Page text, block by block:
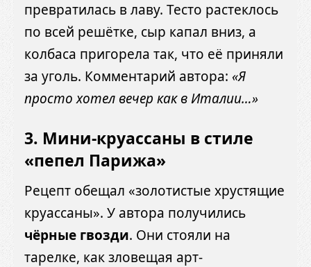
превратилась в лаву. Тесто растеклось
по всей решётке, сыр капал вниз, а
колбаса пригорела так, что её приняли
за уголь. Комментарий автора: «Я
просто хотел вечер как в Италии…»
3. Мини-круассаны в стиле
«пепел Парижа»
Рецепт обещал «золотистые хрустящие
круассаны». У автора получились
чёрные гвозди. Они стояли на
тарелке, как зловещая арт-